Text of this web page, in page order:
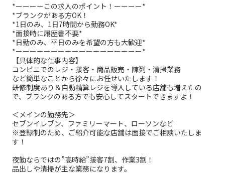
*ーーーーこの求人のポイント！ーーーー*
*ブランクがある方OK！
*1日のみ、1日7時間から勤務OK*
*面接時に履歴書不要*
*日勤のみ、平日のみを希望の方も大歓迎*
*ーーーーーーーーーーーーーーーーーー*
【具体的な仕事内容】
コンビニでのレジ・接客・商品販売・陳列・清掃業務
など簡単なことから徐々にお任せいたします！
研修制度あり＆自動精算レジを導入している店舗も増えたの
で、ブランクのある方でも安心してスタートできますよ！
＜メインの勤務先＞
セブンイレブン、ファミリーマート、ローソンなど
※登録制のため、ご紹介可能な店舗は面接でご相談いたしま
す！
夜勤ならではの”高時給”接客7割、作業3割！
品出しや清掃が主な業務になります。